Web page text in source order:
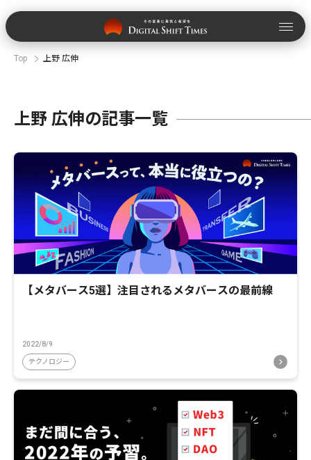
Top 上野 広伸
上野 広伸の記事一覧
【メタバース5選】注目されるメタバースの最前線
2022/8/9
テクノロジー